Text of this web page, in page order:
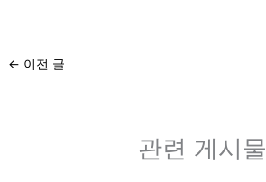
← 이전 글
관련 게시물